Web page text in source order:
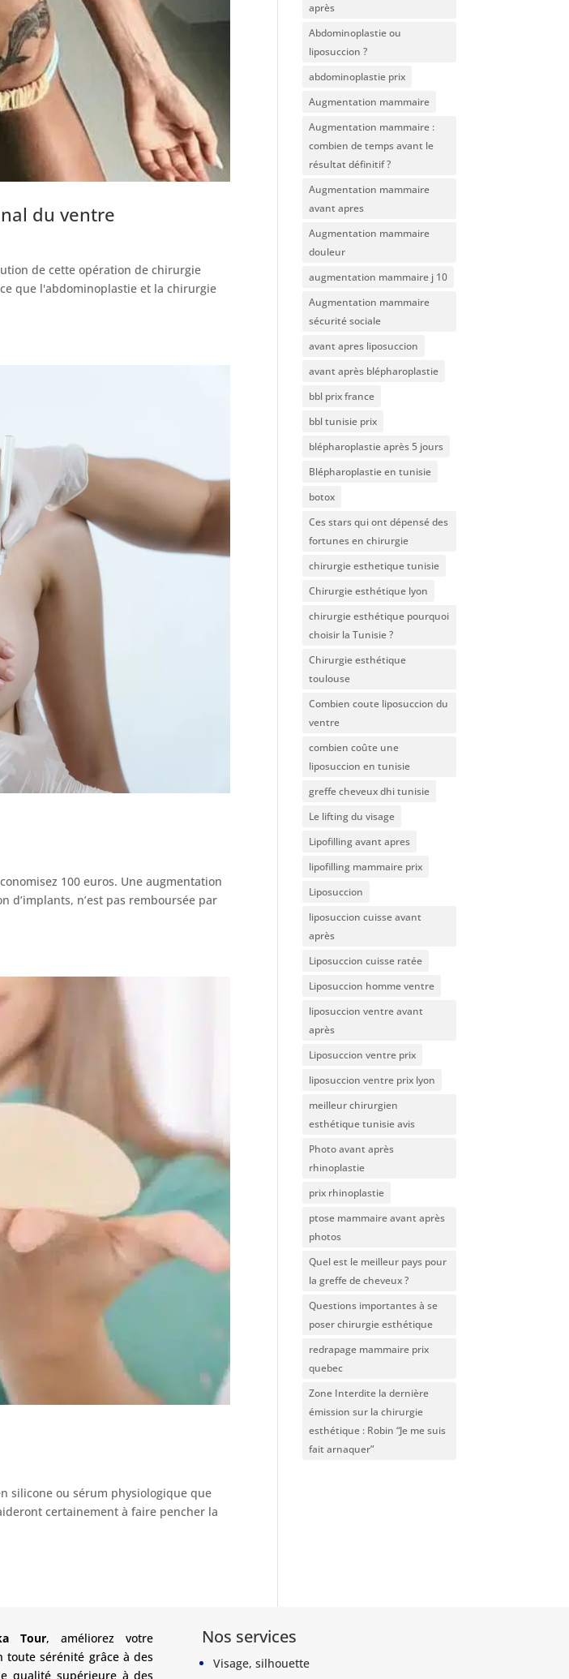
du ventre
de cette opération de chirurgie
que l'abdominoplastie et la chirurgie
100 euros. Une augmentation
d’implants, n’est pas remboursée par
silicone ou sérum physiologique que
certainement à faire pencher la
après
Abdominoplastie ou
liposuccion ?
abdominoplastie prix
Augmentation mammaire
Augmentation mammaire :
combien de temps avant le
résultat définitif ?
Augmentation mammaire
avant apres
Augmentation mammaire
douleur
augmentation mammaire j 10
Augmentation mammaire
sécurité sociale
avant apres liposuccion
avant après blépharoplastie
bbl prix france
bbl tunisie prix
blépharoplastie après 5 jours
Blépharoplastie en tunisie
botox
Ces stars qui ont dépensé des
fortunes en chirurgie
chirurgie esthetique tunisie
Chirurgie esthétique lyon
chirurgie esthétique pourquoi
choisir la Tunisie ?
Chirurgie esthétique
toulouse
Combien coute liposuccion du
ventre​
combien coûte une
liposuccion en tunisie
greffe cheveux dhi tunisie
Le lifting du visage
Lipofilling avant apres
lipofilling mammaire prix
Liposuccion
liposuccion cuisse avant
après
Liposuccion cuisse ratée
Liposuccion homme ventre
liposuccion ventre avant
après
Liposuccion ventre prix
liposuccion ventre prix lyon
meilleur chirurgien
esthétique tunisie avis
Photo avant après
rhinoplastie
prix rhinoplastie
ptose mammaire avant après
photos
Quel est le meilleur pays pour
la greffe de cheveux ?
Questions importantes à se
poser chirurgie esthétique
redrapage mammaire prix
quebec
Zone Interdite la dernière
émission sur la chirurgie
esthétique : Robin “Je me suis
fait arnaquer”
Tour, améliorez votre
toute sérénité grâce à des
qualité supérieure à des
Nos services
Visage, silhouette